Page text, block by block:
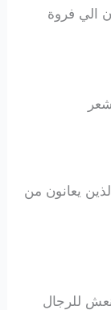
الي فروة
يعانون من
للرجال